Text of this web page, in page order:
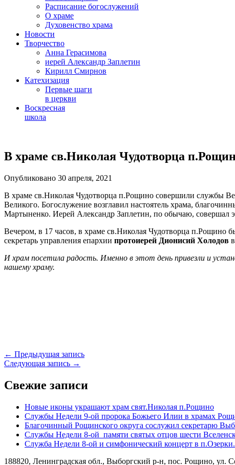
Расписание богослужений
О храме
Духовенство храма
Новости
Творчество
Анна Герасимова
иерей Александр Заплетин
Кирилл Смирнов
Катехизация
Первые шаги
в церкви
Воскресная
школа
to
content
В храме св.Николая Чудотворца
Опубликовано 30 апреля, 2021
В храме св.Николая Чудотворца п.Рощино совершили службы
Великого. Богослужение возглавил настоятель храма,
Мартыненко. Иерей Александр Заплетин, по обычаю,
Вечером, в 17 часов, в храме св.Николая Чудотворца п.Рощино
секретарь управления епархии протоиерей Дионисий Холодов
И храм посетила радость. Именно в этот день привезли и
нашему храму.
Навигация
по
записям
← Предыдущая запись
Следующая запись →
Свежие записи
Новые иконы украшают храм свят.Николая п.Рощино
Службы Недели 9-ой пророка Божьего Илии в храмах
Благочинный Рощинского округа сослужил секретарю
Службы Недели 8-ой памяти святых отцов шести
Служба Недели 8-ой и симфонический концерт в п.Озерки.
188820, Ленинградская обл., Выборгский р-н, пос. Рощино, ул.